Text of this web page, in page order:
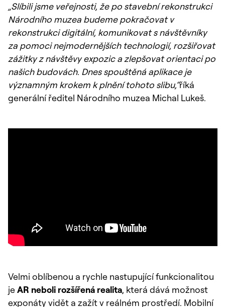
„Slíbili jsme veřejnosti, že po stavební rekonstrukci
Národního muzea budeme pokračovat v
rekonstrukci digitální, komunikovat s návštěvníky
za pomoci nejmodernějších technologií, rozšiřovat
zážitky z návštěvy expozic a zlepšovat orientaci po
našich budovách. Dnes spouštěná aplikace je
významným krokem k plnění tohoto slibu,“říká
generální ředitel Národního muzea Michal Lukeš.
Velmi oblíbenou a rychle nastupující funkcionalitou
jeAR neboli rozšířená realita, která dává možnost
exponáty vidět a zažít v reálném prostředí. Mobilní